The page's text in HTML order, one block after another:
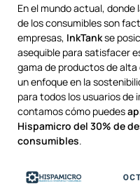
En el mundo actual, donde
de los consumibles son
empresas, InkTankse
asequible para satisfacer
gama de productos de
un enfoque en la
para todos los usuarios
contamos cómo puedes
Hispamicro del 30% de
consumibles.